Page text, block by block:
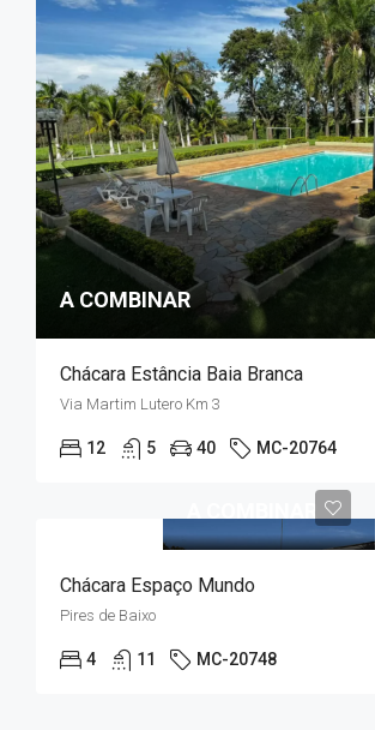
A COMBINAR
Chácara Estância Baia Branca
Via Martim Lutero Km 3
12 5 40 MC-20764
Chácara Espaço Mundo
Pires de Baixo
4 11 MC-20748